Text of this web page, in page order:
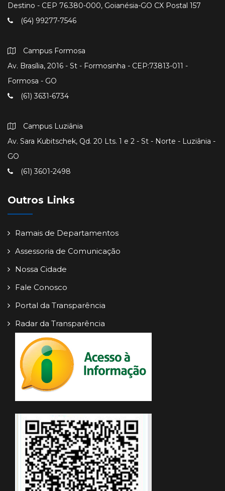
Destino - CEP 76.380-000, Goianésia-GO CX Postal 157
(64) 99277-7546
Campus Formosa
Av. Brasília, 2016 - St - Formosinha - CEP:73813-011 -
Formosa - GO
(61) 3631-6734
Campus Luziânia
Av. Sara Kubitschek, Qd. 20 Lts. 1 e 2 - St - Norte - Luziânia -
GO
(61) 3601-2498
Outros Links
Ramais de Departamentos
Assessoria de Comunicação
Nossa Cidade
Fale Conosco
Portal da Transparência
Radar da Transparência